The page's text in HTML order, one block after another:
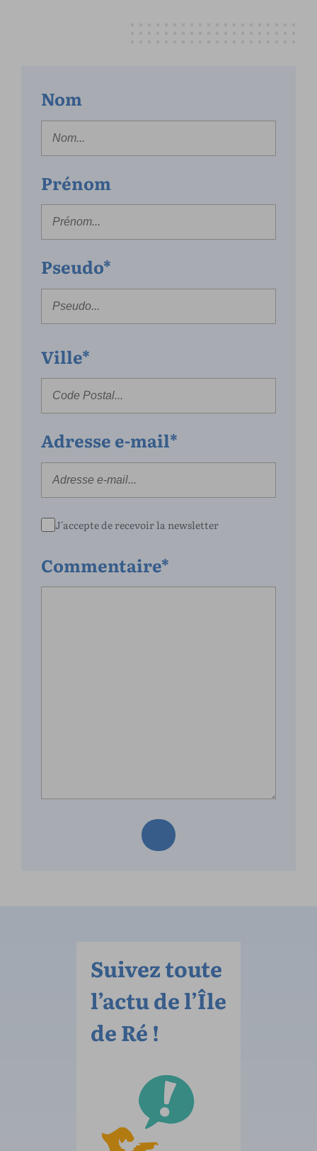
Nom
Prénom
Pseudo*
Ville*
Adresse e-mail*
J'accepte de recevoir la newsletter
Commentaire*
Suivez toute
l’actu de l’Île
de Ré !